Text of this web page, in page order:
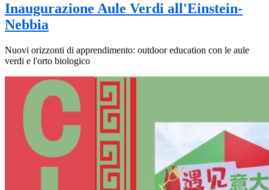
Inaugurazione Aule Verdi all'Einstein-
Nebbia
Nuovi orizzonti di apprendimento: outdoor education con le aule
verdi e l'orto biologico